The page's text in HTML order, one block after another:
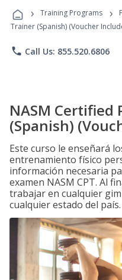
› Training Programs ›
Trainer (Spanish) (Voucher
phone Call Us: 855.520.6806
NASM Certified
(Spanish)
Este curso le enseñará
entrenamiento físico
información necesaria
examen NASM CPT. Al
trabajar en cualquier
cualquier estado del país.